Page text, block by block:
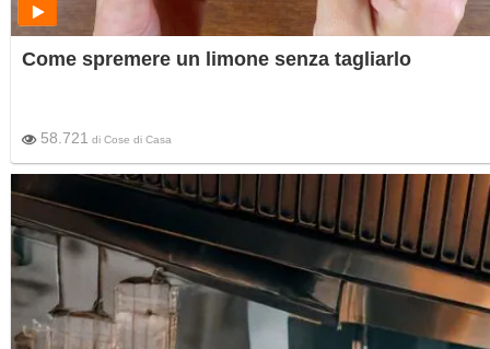
Come spremere un limone senza tagliarlo
58.721 di Cose di Casa